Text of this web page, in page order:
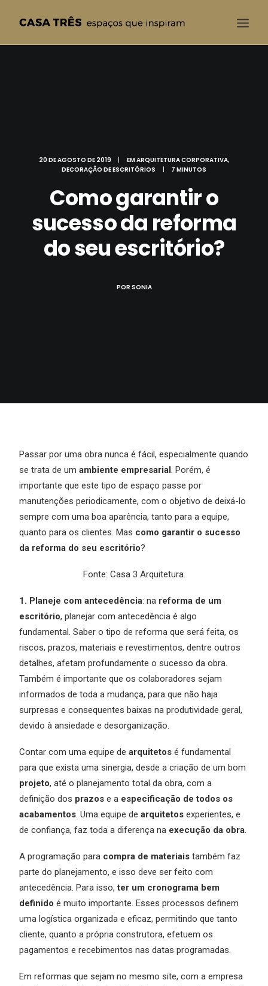
BLOG20 DE AGOSTO DE 2019 | EMARQUITETURA CORPORATIVA,
DECORAÇÃO DE ESCRITÓRIOS
| 7 MINUTOS
Como garantir o
sucesso da reforma
do seu escritório?
POR SONIA
Passar por uma obra nunca é fácil, especialmente quando
se trata de um ambiente empresarial. Porém, é
importante que este tipo de espaço passe por
manutenções periodicamente, com o objetivo de deixá-lo
sempre com uma boa aparência, tanto para a equipe,
quanto para os clientes. Mas como garantir o sucesso
da reforma do seu escritório?
Fonte: Casa 3 Arquitetura.
1. Planeje com antecedência: na reforma de um
escritório, planejar com antecedência é algo
fundamental. Saber o tipo de reforma que será feita, os
riscos, prazos, materiais e revestimentos, dentre outros
detalhes, afetam profundamente o sucesso da obra.
Também é importante que os colaboradores sejam
informados de toda a mudança, para que não haja
surpresas e consequentes baixas na produtividade geral,
devido à ansiedade e desorganização.
Contar com uma equipe de arquitetos é fundamental
para que exista uma sinergia, desde a criação de um bom
projeto, até o planejamento total da obra, com a
definição dos prazos e a especificação de todos os
acabamentos. Uma equipe de arquitetos experientes, e
de confiança, faz toda a diferença na execução da obra.
A programação para compra de materiais também faz
parte do planejamento, e isso deve ser feito com
antecedência. Para isso,ter um cronograma bem
definido é muito importante. Esses processos definem
uma logística organizada e eficaz, permitindo que tanto
cliente, quanto a própria construtora, efetuem os
pagamentos e recebimentos nas datas programadas.
Em reformas que sejam no mesmo site, com a empresa